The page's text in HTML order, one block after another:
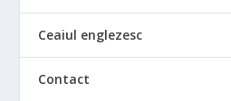
Ceaiul englezesc
Contact